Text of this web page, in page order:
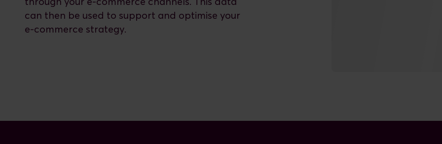
through your e-commerce channels. This data
can then be used to support and optimise your